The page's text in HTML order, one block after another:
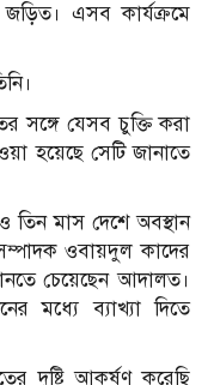
জড়িত। এসব কার্যক্রমে
সঙ্গে যেসব চুক্তি করা
হয়েছে সেটি জানাতে
তিন মাস দেশে অবস্থান
ওবায়দুল কাদের
চেয়েছেন আদালত।
মধ্যে ব্যাখ্যা দিতে
দৃষ্টি আকর্ষণ করেছি